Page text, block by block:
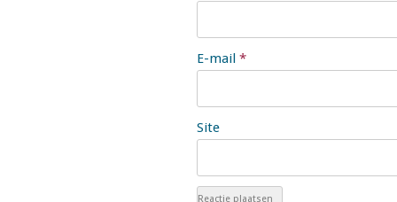
E-mail *
Site